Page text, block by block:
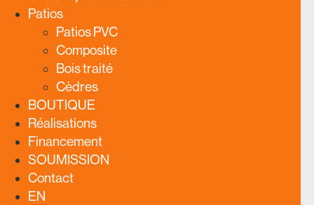
Patios
Patios PVC
Composite
Bois traité
Cèdres
BOUTIQUE
Réalisations
Financement
SOUMISSION
Contact
EN